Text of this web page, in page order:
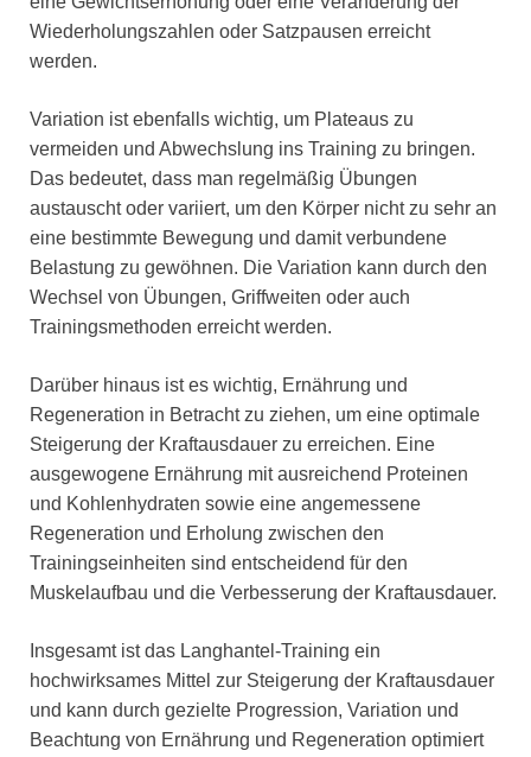
Wiederholungszahlen oder Satzpausen erreicht
werden.
Variation ist ebenfalls wichtig, um Plateaus zu
vermeiden und Abwechslung ins Training zu bringen.
Das bedeutet, dass man regelmäßig Übungen
austauscht oder variiert, um den Körper nicht zu sehr an
eine bestimmte Bewegung und damit verbundene
Belastung zu gewöhnen. Die Variation kann durch den
Wechsel von Übungen, Griffweiten oder auch
Trainingsmethoden erreicht werden.
Darüber hinaus ist es wichtig, Ernährung und
Regeneration in Betracht zu ziehen, um eine optimale
Steigerung der Kraftausdauer zu erreichen. Eine
ausgewogene Ernährung mit ausreichend Proteinen
und Kohlenhydraten sowie eine angemessene
Regeneration und Erholung zwischen den
Trainingseinheiten sind entscheidend für den
Muskelaufbau und die Verbesserung der Kraftausdauer.
Insgesamt ist das Langhantel-Training ein
hochwirksames Mittel zur Steigerung der Kraftausdauer
und kann durch gezielte Progression, Variation und
Beachtung von Ernährung und Regeneration optimiert